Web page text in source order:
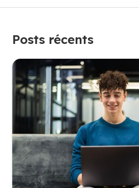
Posts récents